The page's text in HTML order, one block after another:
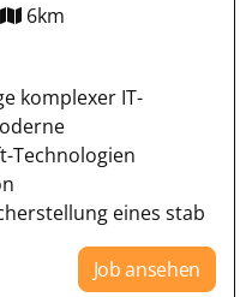
6km
komplexer IT-
Technologien
eines stab
Job ansehen